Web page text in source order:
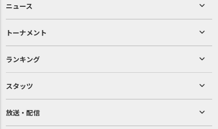
ニュース
トーナメント
ランキング
スタッツ
放送・配信